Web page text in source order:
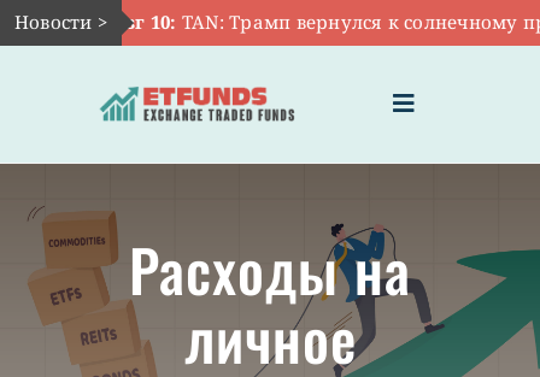
Skip
to
Новости >Авг 10:TAN: Трамп вернулся к солнечному
Toggle
Navigation
ГЛАВНАЯ
ЧТО ТАКОЕ ETF
ИНВЕСТИЦИИ В ETF
Расходы на
личное